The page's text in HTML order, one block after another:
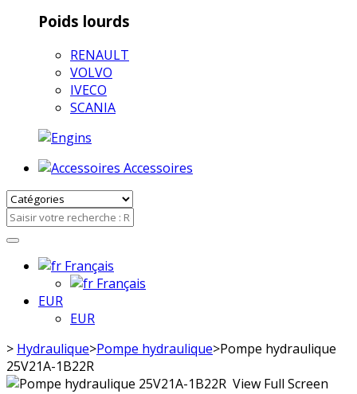
Poids lourds
RENAULT
VOLVO
IVECO
SCANIA
Accessoires
Français
Français
EUR
EUR
> Hydraulique>Pompe hydraulique>Pompe hydraulique
25V21A-1B22R
View Full Screen